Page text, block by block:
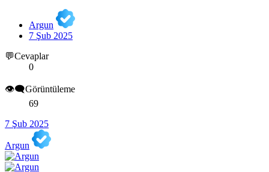
Argun
7 Şub 2025
💬Cevaplar
0
👁️‍🗨️Görüntüleme
69
7 Şub 2025
Argun